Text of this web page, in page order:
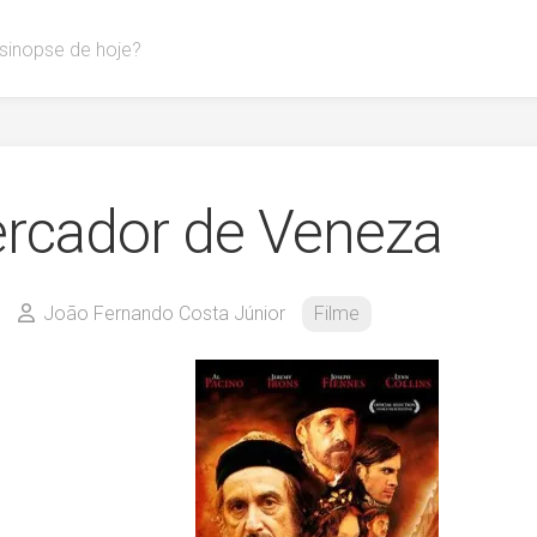
de hoje?
de Veneza
João Fernando Costa Júnior Filme